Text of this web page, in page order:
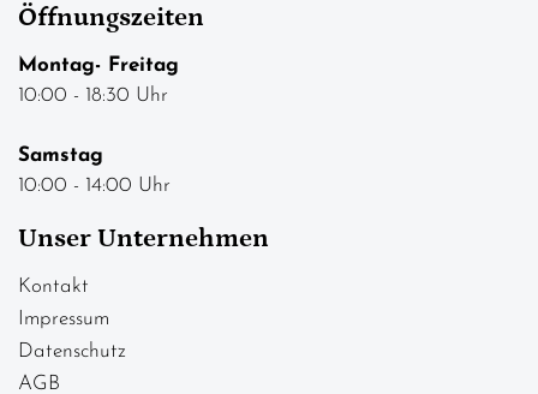
Öffnungszeiten
Montag- Freitag
10:00 - 18:30 Uhr
Samstag
10:00 - 14:00 Uhr
Unser Unternehmen
Kontakt
Impressum
Datenschutz
AGB